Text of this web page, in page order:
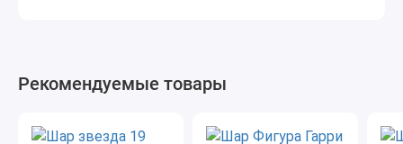
Рекомендуемые товары